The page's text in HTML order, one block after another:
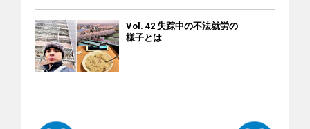
12:00 / 13:00-17:00） ■宮城県 みやぎ外国人相談センター ＝
022-275-9990 ■茨城県 外国人相談センター ＝TEL：029-244-
3811（ベトナム語：月・火・水） ■埼玉県 外国人総合相談セ
ンター埼玉 ＝048-833-3296 ■千葉県 千葉県外国人相談 ＝043-
多文化共生総合相談センター かめりあ ＝ 054-204-2000（平
空港に行くので荷物をまとめるように」と通告されました。
また、「もう施設職員ではないので、このアパートに住むこ
とはできない」とも言われました。その後、車で空港に連れ
て行かれ、ベトナム語の帰国同意書に署名させられたそうで
希望していないのに無理に帰国させることは違法です。 〇 技
Vol. 42 失踪中の不法就労の
様子とは